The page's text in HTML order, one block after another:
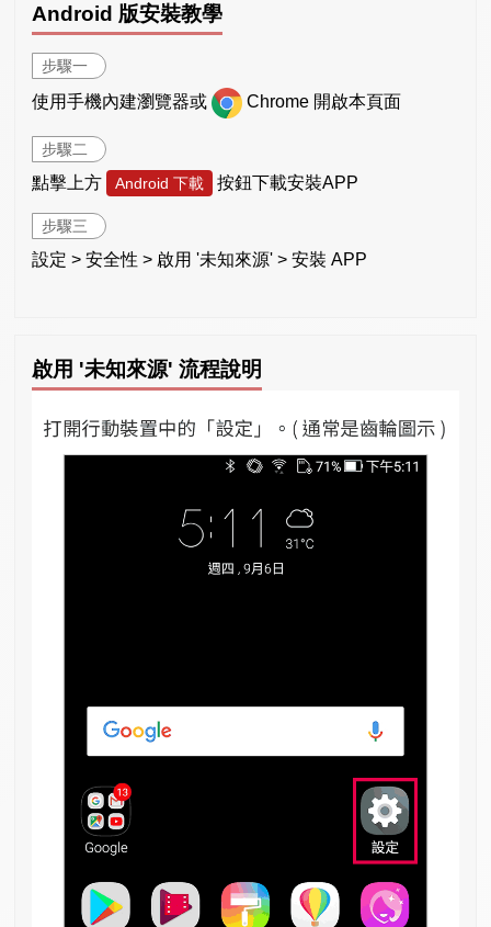
Android 版安裝教學
步驟一
使用手機內建瀏覽器或 Chrome 開啟本頁面
步驟二
點擊上方 Android 下載 按鈕下載安裝APP
步驟三
設定 > 安全性 > 啟用 '未知來源' > 安裝 APP
啟用 '未知來源' 流程說明